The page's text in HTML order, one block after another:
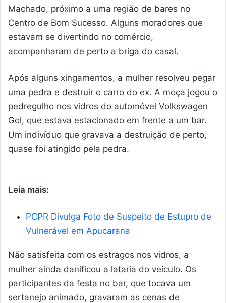
Machado, próximo a uma região de bares no
Centro de Bom Sucesso. Alguns moradores que
estavam se divertindo no comércio,
acompanharam de perto a briga do casal.
Após alguns xingamentos, a mulher resolveu pegar
uma pedra e destruir o carro do ex. A moça jogou o
pedregulho nos vidros do automóvel Volkswagen
Gol, que estava estacionado em frente a um bar.
Um indivíduo que gravava a destruição de perto,
quase foi atingido pela pedra.
Leia mais:
PCPR Divulga Foto de Suspeito de Estupro de
Vulnerável em Apucarana
Não satisfeita com os estragos nos vidros, a
mulher ainda danificou a lataria do veículo. Os
participantes da festa no bar, que tocava um
sertanejo animado, gravaram as cenas de